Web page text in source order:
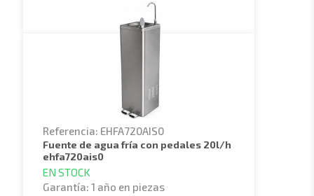
Referencia: EHFA720AIS0
fuente de agua fría con pedales 20l/h
ehfa720ais0
EN STOCK
Garantía: 1 año en piezas